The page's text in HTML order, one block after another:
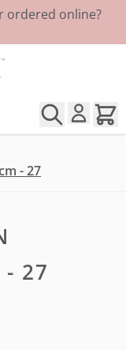
ordered online?
- 27
- 27